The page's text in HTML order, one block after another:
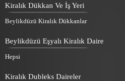
Kiralık Dükkan Ve İş Yeri
Beylikdüzü Kiralık Dükkanlar
Beylikdüzü Eşyalı Kiralık Daire
Hepsi
Kiralık Dubleks Daireler